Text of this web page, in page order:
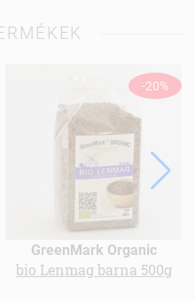
-20%
GreenMark Organic
bio Lenmag barna 500g